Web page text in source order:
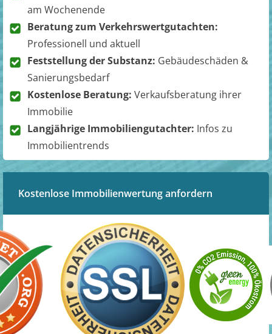
am Wochenende
Beratung zum Verkehrswertgutachten:
Professionell und aktuell
Feststellung der Substanz: Gebäudeschäden &
Sanierungsbedarf
Kostenlose Beratung: Verkaufsberatung ihrer
Immobilie
Langjährige Immobiliengutachter: Infos zu
Immobilientrends
Kostenlose Immobilienwertung anfordern